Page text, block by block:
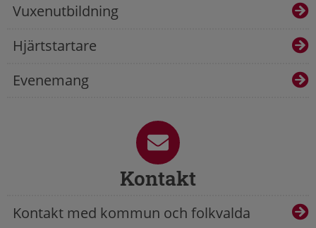
Vuxenutbildning
Hjärtstartare
Evenemang
Kontakt
Kontakt med kommun och folkvalda